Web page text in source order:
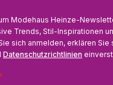
Modehaus Heinze-
Trends, Stil-Inspirationen
sich anmelden, erklären Sie
Datenschutzrichtlinien